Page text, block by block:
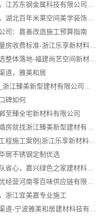
荆州装修公司婚房定制，湖北百年米莱空间美学装饰材料有限公司专属设计方案
司：嘉善改造施工预算指南
省内周边居家改造免费量房收费标准-浙江乐享新材料有限公司
二手房家庭装修口碑优选整体落地-福建尚艺空间新材料科技有限公司
道，雅美和居
碑如何
至臻全宅新材料有限公司
优秀家庭装潢家装基础工程施工案例|浙江乐享新材料有限公司
居不锈钢定制优选
本地化专业室内设计团队省心，嘉兴绿色之家建材科技有限公司全程托管
浙江宜美嘉专业施工